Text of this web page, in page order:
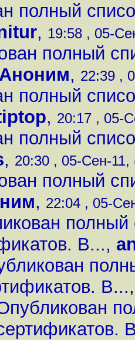
полный
, 19:58 , 05-
полный
Аноним, 22:39 ,
полный
, 20:17 , 05-
полный
, 20:30 , 05-Сен-11,
полный
, 22:04 , 05-
В...,
В...